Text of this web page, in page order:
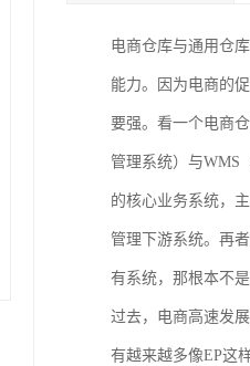
电商仓库与通用仓
能力。因为电商的
要强。看一个电商
管理系统）与WMS
的核心业务系统，
管理下游系统。再
有系统，那根本不
过去，电商高速发
有越来越多像EP这